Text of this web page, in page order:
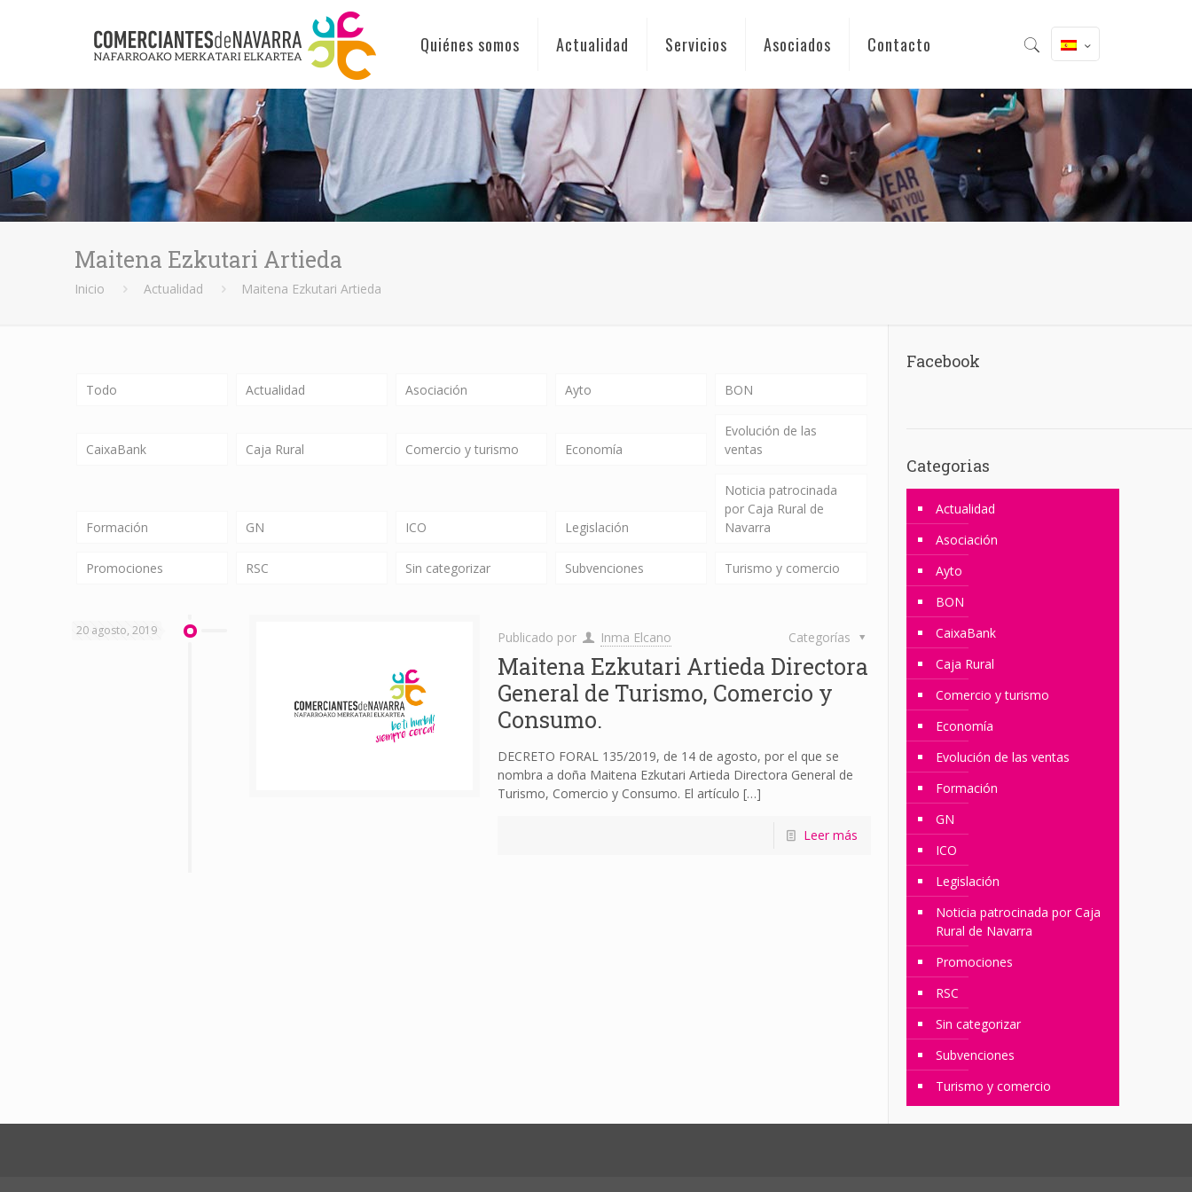
Quiénes somos Actualidad Servicios Asociados Contacto
Maitena Ezkutari Artieda
Inicio Actualidad Maitena Ezkutari Artieda
Todo Actualidad Asociación Ayto BON
CaixaBank Caja Rural Comercio y turismo Economía
Evolución de las
ventas
Formación GN ICO Legislación
Noticia patrocinada
por Caja Rural de
Navarra
Promociones RSC Sin categorizar Subvenciones Turismo y comercio
20 agosto, 2019 Publicado por Inma Elcano Categorías
Maitena Ezkutari Artieda Directora
General de Turismo, Comercio y
Consumo.
DECRETO FORAL 135/2019, de 14 de agosto, por el que se
nombra a doña Maitena Ezkutari Artieda Directora General de
Turismo, Comercio y Consumo. El artículo […]
Leer más
Facebook
Categorias
Actualidad
Asociación
Ayto
BON
CaixaBank
Caja Rural
Comercio y turismo
Economía
Evolución de las ventas
Formación
GN
ICO
Legislación
Noticia patrocinada por Caja
Rural de Navarra
Promociones
RSC
Sin categorizar
Subvenciones
Turismo y comercio